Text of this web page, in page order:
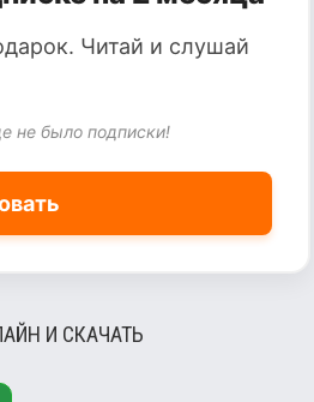
Читай и слушай
не было подписки!
И СКАЧАТЬ